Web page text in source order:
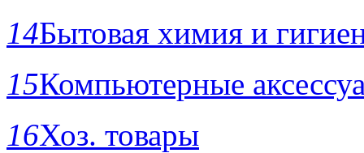
14Бытовая химия и
15Компьютерные
16Хоз. товары